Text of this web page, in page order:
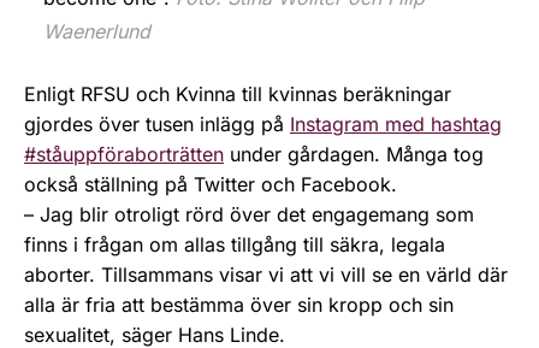
Waenerlund
Enligt RFSU och Kvinna till kvinnas beräkningar
gjordes över tusen inlägg på Instagram med hashtag
#ståuppföraborträtten under gårdagen. Många tog
också ställning på Twitter och Facebook.
– Jag blir otroligt rörd över det engagemang som
finns i frågan om allas tillgång till säkra, legala
aborter. Tillsammans visar vi att vi vill se en värld där
alla är fria att bestämma över sin kropp och sin
sexualitet, säger Hans Linde.